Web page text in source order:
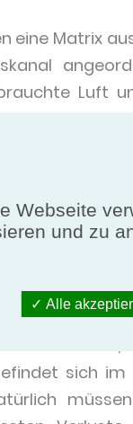
eine Matrix
Luft
erfordert
muss,
Bereichen
würde.
verwendet,
sich
Webseite
und zu
Alle